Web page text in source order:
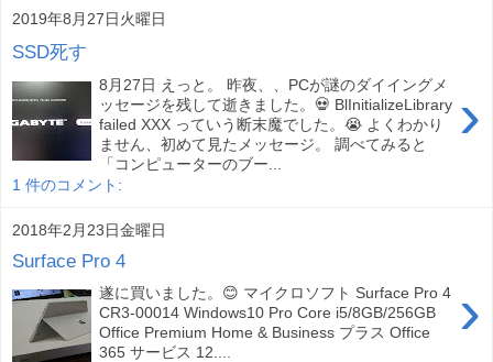
2019年8月27日火曜日
SSD死す
›
8月27日 えっと。 昨夜、、PCが謎のダイイングメ
ッセージを残して逝きました。💀 BlInitializeLibrary
failed XXX っていう断末魔でした。😭 よくわかり
ません、初めて見たメッセージ。 調べてみると
「コンピューターのブー...
1 件のコメント:
2018年2月23日金曜日
Surface Pro 4
›
遂に買いました。😊 マイクロソフト Surface Pro 4
CR3-00014 Windows10 Pro Core i5/8GB/256GB
Office Premium Home & Business プラス Office
365 サービス 12....